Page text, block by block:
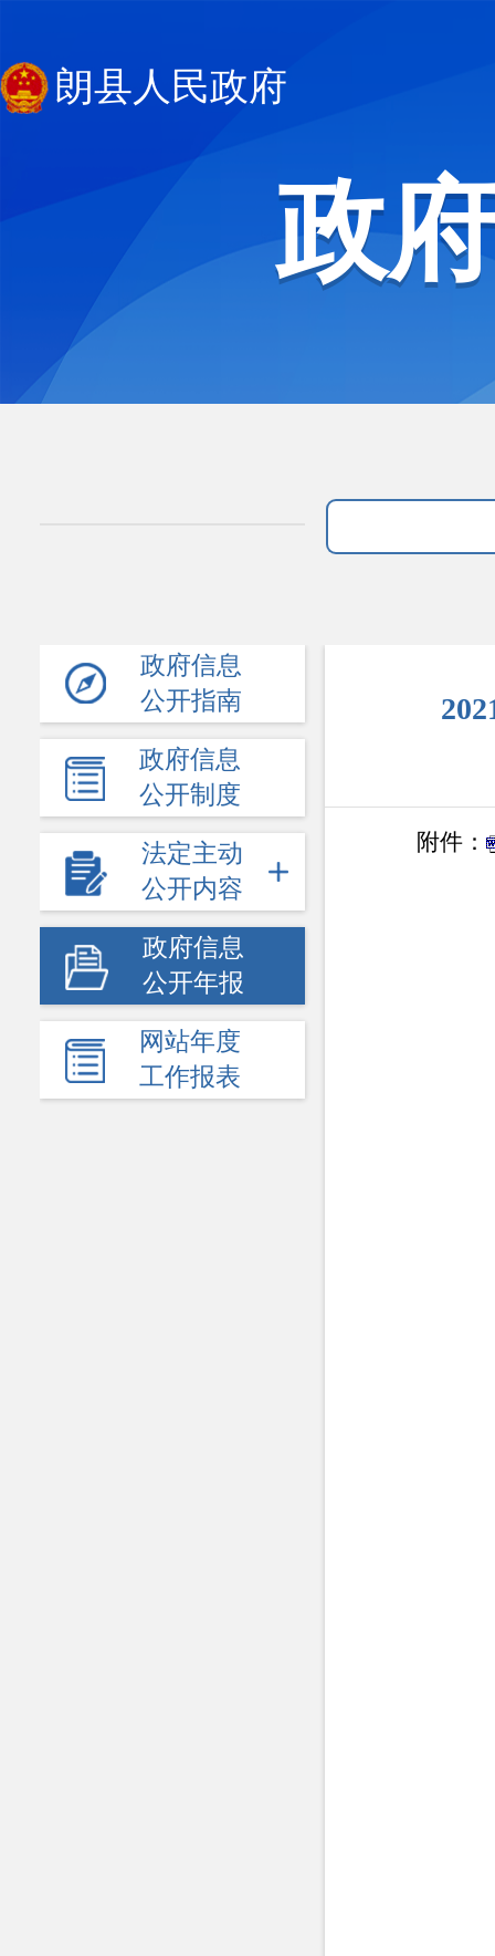
朗县人民政府
政
政府信息
公开指南
政府信息
公开制度
法定主动
公开内容
政府信息
公开年报
网站年度
工作报表
附件：